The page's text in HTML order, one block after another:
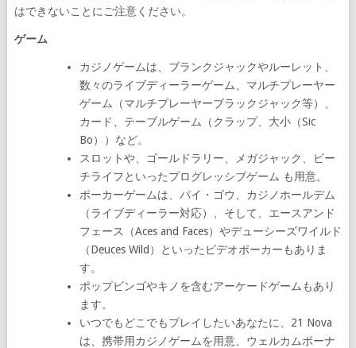
はできないことにご注意ください。
ゲーム
カジノゲームは、ブランクジャックやルーレット、
数々のライブディーラーゲーム、マルチプレーヤー
ゲーム（マルチプレーヤーブラックジャック等）、
カード、テーブルゲーム（クラップ、大小（Sic
Bo））など。
スロットや、ゴールドラリー、メガジャック、ビー
チライフといったプログレッシブゲーム も用意。
ポーカーゲームは、パイ・ゴウ、カジノホールデム
（ライブディーラー対応）、そして、エースアンド
フェース（Aces and Faces）やデューシーズワイルド
（Deuces Wild）といったビデオポーカーもありま
す。
ポップビンゴやキノを含むアーケードゲームもあり
ます。
いつでもどこでもプレイしたいあなたに、21 Nova
は、携帯用カジノゲームを用意、ウェルカムボーナ